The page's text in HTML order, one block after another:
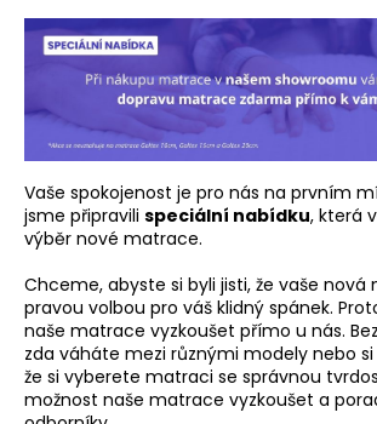
Vaše spokojenost je pro nás na prvním
jsme připravili speciální nabídku, která
výběr nové matrace.
Chceme, abyste si byli jisti, že vaše
pravou volbou pro váš klidný spánek.
naše matrace vyzkoušet přímo u nás.
zda váháte mezi různými modely nebo
že si vyberete matraci se správnou
možnost naše matrace vyzkoušet a